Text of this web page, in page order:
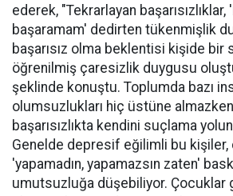
ederek, "Tekrarlayan
başaramam' dedirten tükenmişlik
başarısız olma beklentisi kişide bir
öğrenilmiş çaresizlik duygusu
şeklinde konuştu. Toplumda bazı
olumsuzlukları hiç üstüne
başarısızlıkta kendini suçlama
Genelde depresif eğilimli bu kişiler,
'yapamadın, yapamazsın zaten'
umutsuzluğa düşebiliyor. Çocuklar